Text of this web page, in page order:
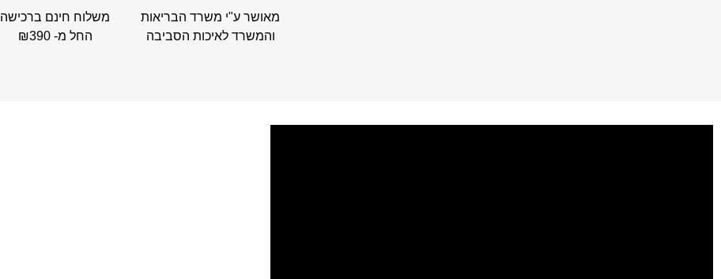
מאושר ע"י משרד הבריאות
והמשרד לאיכות הסביבה
משלוח חינם ברכישה
החל מ- ₪390